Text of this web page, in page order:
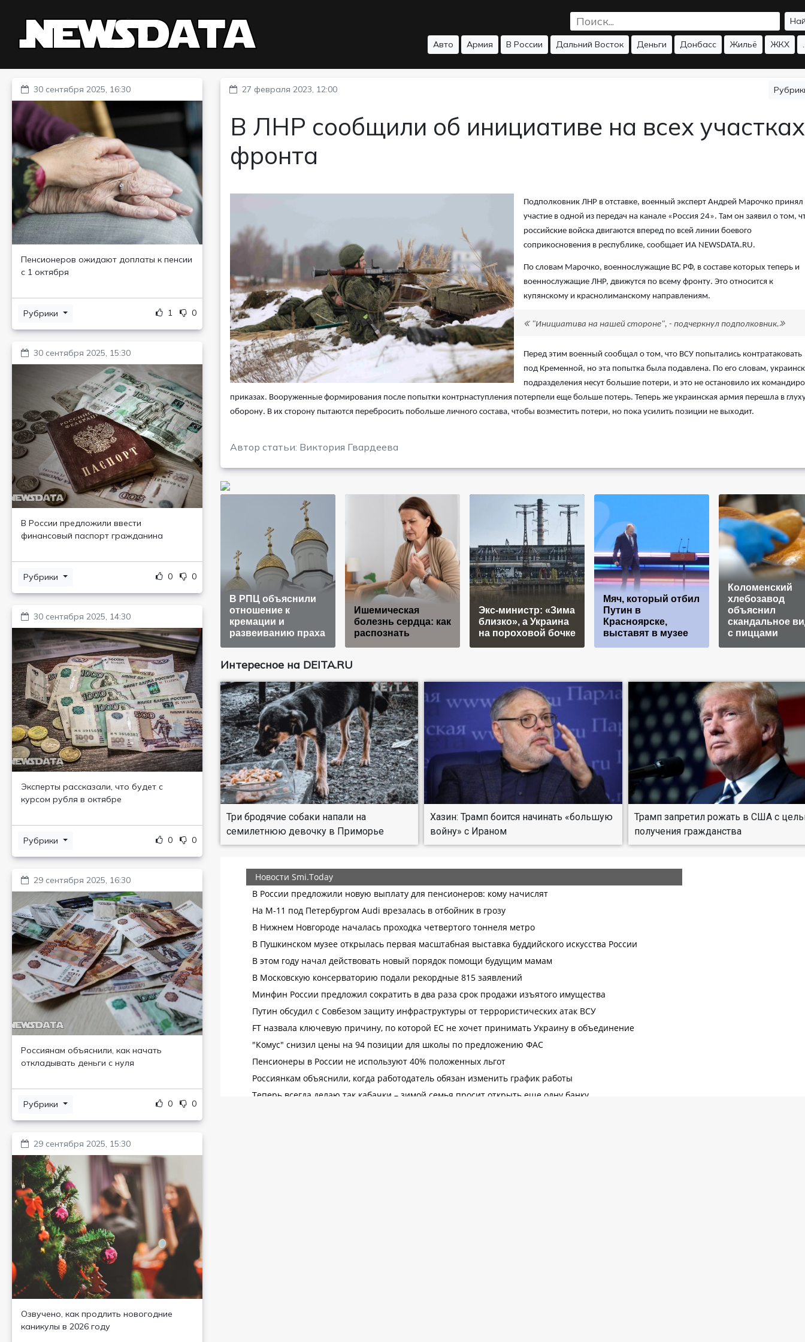
Авто Армия В России Дальний Восток Деньги Донбасс Жильё ЖКХ
30 сентября 2025, 16:30
Пенсионеров ожидают доплаты к пенсии
с 1 октября
Рубрики 1 0
30 сентября 2025, 15:30
В России предложили ввести
финансовый паспорт гражданина
Рубрики 0 0
30 сентября 2025, 14:30
Эксперты рассказали, что будет с
курсом рубля в октябре
Рубрики 0 0
29 сентября 2025, 16:30
Россиянам объяснили, как начать
откладывать деньги с нуля
Рубрики 0 0
29 сентября 2025, 15:30
Озвучено, как продлить новогодние
каникулы в 2026 году
27 февраля 2023, 12:00
В ЛНР сообщили об инициативе на всех участках
фронта
Подполковник ЛНР в отставке, военный эксперт Андрей Марочко принял
участие в одной из передач на канале «Россия 24». Там он заявил о том,
российские войска двигаются вперед по всей линии боевого
соприкосновения в республике, сообщает ИА NEWSDATA.RU.
По словам Марочко, военнослужащие ВС РФ, в составе которых теперь и
военнослужащие ЛНР, движутся по всему фронту. Это относится к
купянскому и краснолиманскому направлениям.
"Инициатива на нашей стороне", - подчеркнул подполковник.
Перед этим военный сообщал о том, что ВСУ попытались контратаковать
под Кременной, но эта попытка была подавлена. По его словам,
подразделения несут большие потери, и это не остановило их
приказах. Вооруженные формирования после попытки контрнаступления потерпели еще больше потерь. Теперь же украинская армия перешла в
оборону. В их сторону пытаются перебросить побольше личного состава, чтобы возместить потери, но пока усилить позиции не выходит.
Автор статьи: Виктория Гвардеева
В РПЦ объяснили
отношение к
кремации и
развеиванию праха
Ишемическая
болезнь сердца: как
распознать
Экс-министр: «Зима
близко», а Украина
на пороховой бочке
Мяч, который отбил
Путин в
Красноярске,
выставят в музее
Коломенский
хлебозавод
объяснил
скандальное
с пиццами
Интересное на DEITA.RU
Три бродячие собаки напали на
семилетнюю девочку в Приморье
Хазин: Трамп боится начинать «большую
войну» с Ираном
Трамп запретил рожать в США с
получения гражданства